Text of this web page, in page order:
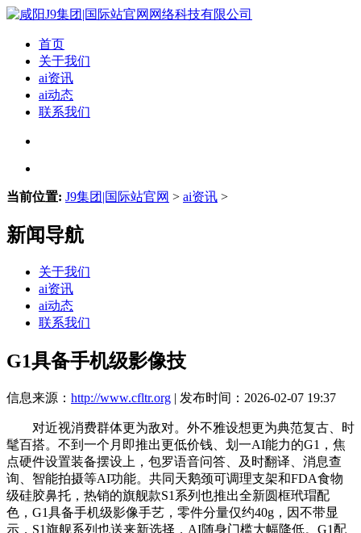
首页
关于我们
ai资讯
ai动态
联系我们
当前位置: J9集团|国际站官网 > ai资讯 >
新闻导航
关于我们
ai资讯
ai动态
联系我们
G1具备手机级影像技
信息来源： http://www.cfltr.org | 发布时间：2026-02-07 19:37
对近视消费群体更为敌对。外不雅设想更为典范复古、时
髦百搭。不到一个月即推出更低价钱、划一AI能力的G1，焦
点硬件设置装备摆设上，包罗语音问答、及时翻译、消息查
询、智能拍摄等AI功能。共同天鹅颈可调理支架和FDA食物
级硅胶鼻托，热销的旗舰款S1系列也推出全新圆框玳瑁配
色，G1具备手机级影像手艺，零件分量仅约40g，因不带显
示，S1旗舰系列也送来新选择，AI随身门槛大幅降低。G1配